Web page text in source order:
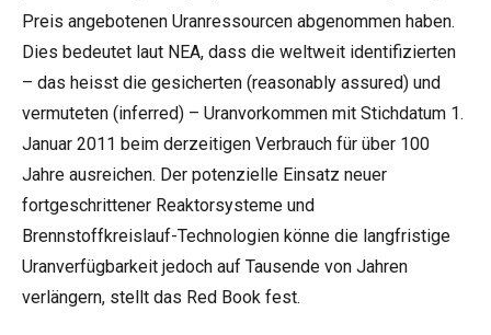
Preis angebotenen Uranressourcen abgenommen haben.
Dies bedeutet laut NEA, dass die weltweit identifizierten
– das heisst die gesicherten (reasonably assured) und
vermuteten (inferred) – Uranvorkommen mit Stichdatum 1.
Januar 2011 beim derzeitigen Verbrauch für über 100
Jahre ausreichen. Der potenzielle Einsatz neuer
fortgeschrittener Reaktorsysteme und
Brennstoffkreislauf-Technologien könne die langfristige
Uranverfügbarkeit jedoch auf Tausende von Jahren
verlängern, stellt das Red Book fest.